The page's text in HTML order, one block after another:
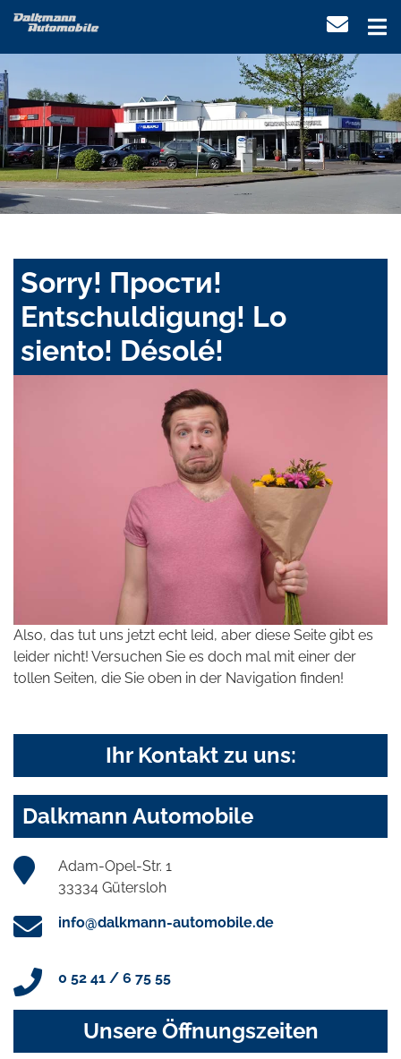
Sorry! Прости!
Entschuldigung! Lo
siento! Désolé!
Also, das tut uns jetzt echt leid, aber diese Seite gibt es
leider nicht! Versuchen Sie es doch mal mit einer der
tollen Seiten, die Sie oben in der Navigation finden!
Ihr Kontakt zu uns:
Dalkmann Automobile
Adam-Opel-Str. 1
33334 Gütersloh
info@dalkmann-automobile.de
0 52 41 / 6 75 55
Unsere Öffnungszeiten